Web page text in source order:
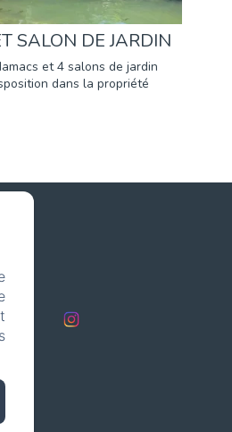
SALON DE JARDIN
et 4 salons de jardin
dans la propriété